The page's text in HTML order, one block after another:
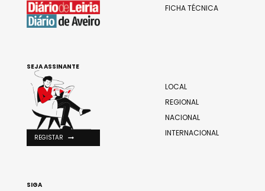
FICHA TÉCNICA
LOCAL
REGIONAL
NACIONAL
INTERNACIONAL
SEJA ASSINANTE
REGISTAR
SIGA